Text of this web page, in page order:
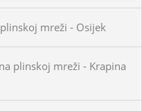
mreži - Osijek
plinskoj mreži - Krapina